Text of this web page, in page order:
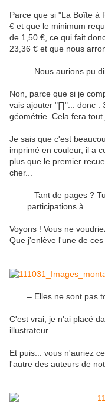
Parce que si "La Boîte à
€ et que le minimum
de 1,50 € , ce qui fait
23,36 € et que nous
– Nous aurions pu
Non, parce que si je
vais ajouter "∏"... donc :
géométrie. Cela fera tout
Je sais que c'est
imprimé en couleur, il a
plus que le premier
cher...
– Tant de pages ?
participations à...
Voyons ! Vous ne
Que j'enlève l'une de ces
– Elles ne sont pas
C'est vrai, je n'ai placé
illustrateur...
Et puis... vous n'auriez
l'autre des auteurs de